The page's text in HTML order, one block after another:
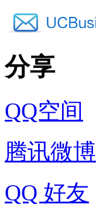
分享
QQ空间
腾讯微博
QQ 好友